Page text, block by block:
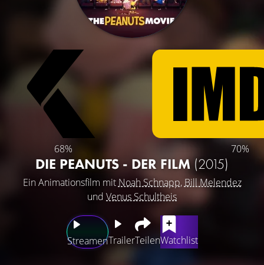
68% 70%
DIE PEANUTS - DER FILM(2015)
Ein Animationsfilm mit Noah Schnapp, Bill Melendez
und Venus Schultheis
StreamenTrailerTeilenWatchlist